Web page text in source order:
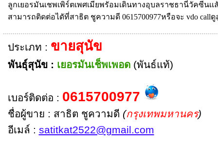
ลูกเยอรมันเชพเพิร์ตเพศเมียพรัอมเดินทางอุบลราชธานี่วัคซีนเ
สามารถติดต่อไดัที่สาธิต ชูความดี 0615700977หรือจะ vdo call
ประเภท : ขายสุนัข
พันธุ์สุนัข : เยอรมันเช็พเพอด(พันธ์แท้)
เบอร์ติดต่อ : 0615700977
ชื่อผู้ขาย : สาธิต ชูความดี (กรุงเทพมหานคร)
อีเมล์ : satitkat2522@gmail.com